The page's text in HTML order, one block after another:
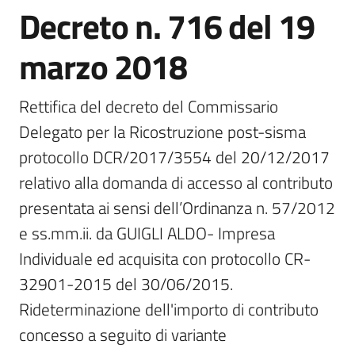
Decreto n. 716 del 19
marzo 2018
Rettifica del decreto del Commissario
Delegato per la Ricostruzione post-sisma
protocollo DCR/2017/3554 del 20/12/2017
relativo alla domanda di accesso al contributo
presentata ai sensi dell’Ordinanza n. 57/2012
e ss.mm.ii. da GUIGLI ALDO- Impresa
Individuale ed acquisita con protocollo CR-
32901-2015 del 30/06/2015.
Rideterminazione dell'importo di contributo
concesso a seguito di variante